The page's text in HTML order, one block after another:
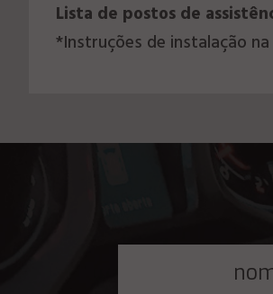
Lista de postos de
*Instruções de instalação